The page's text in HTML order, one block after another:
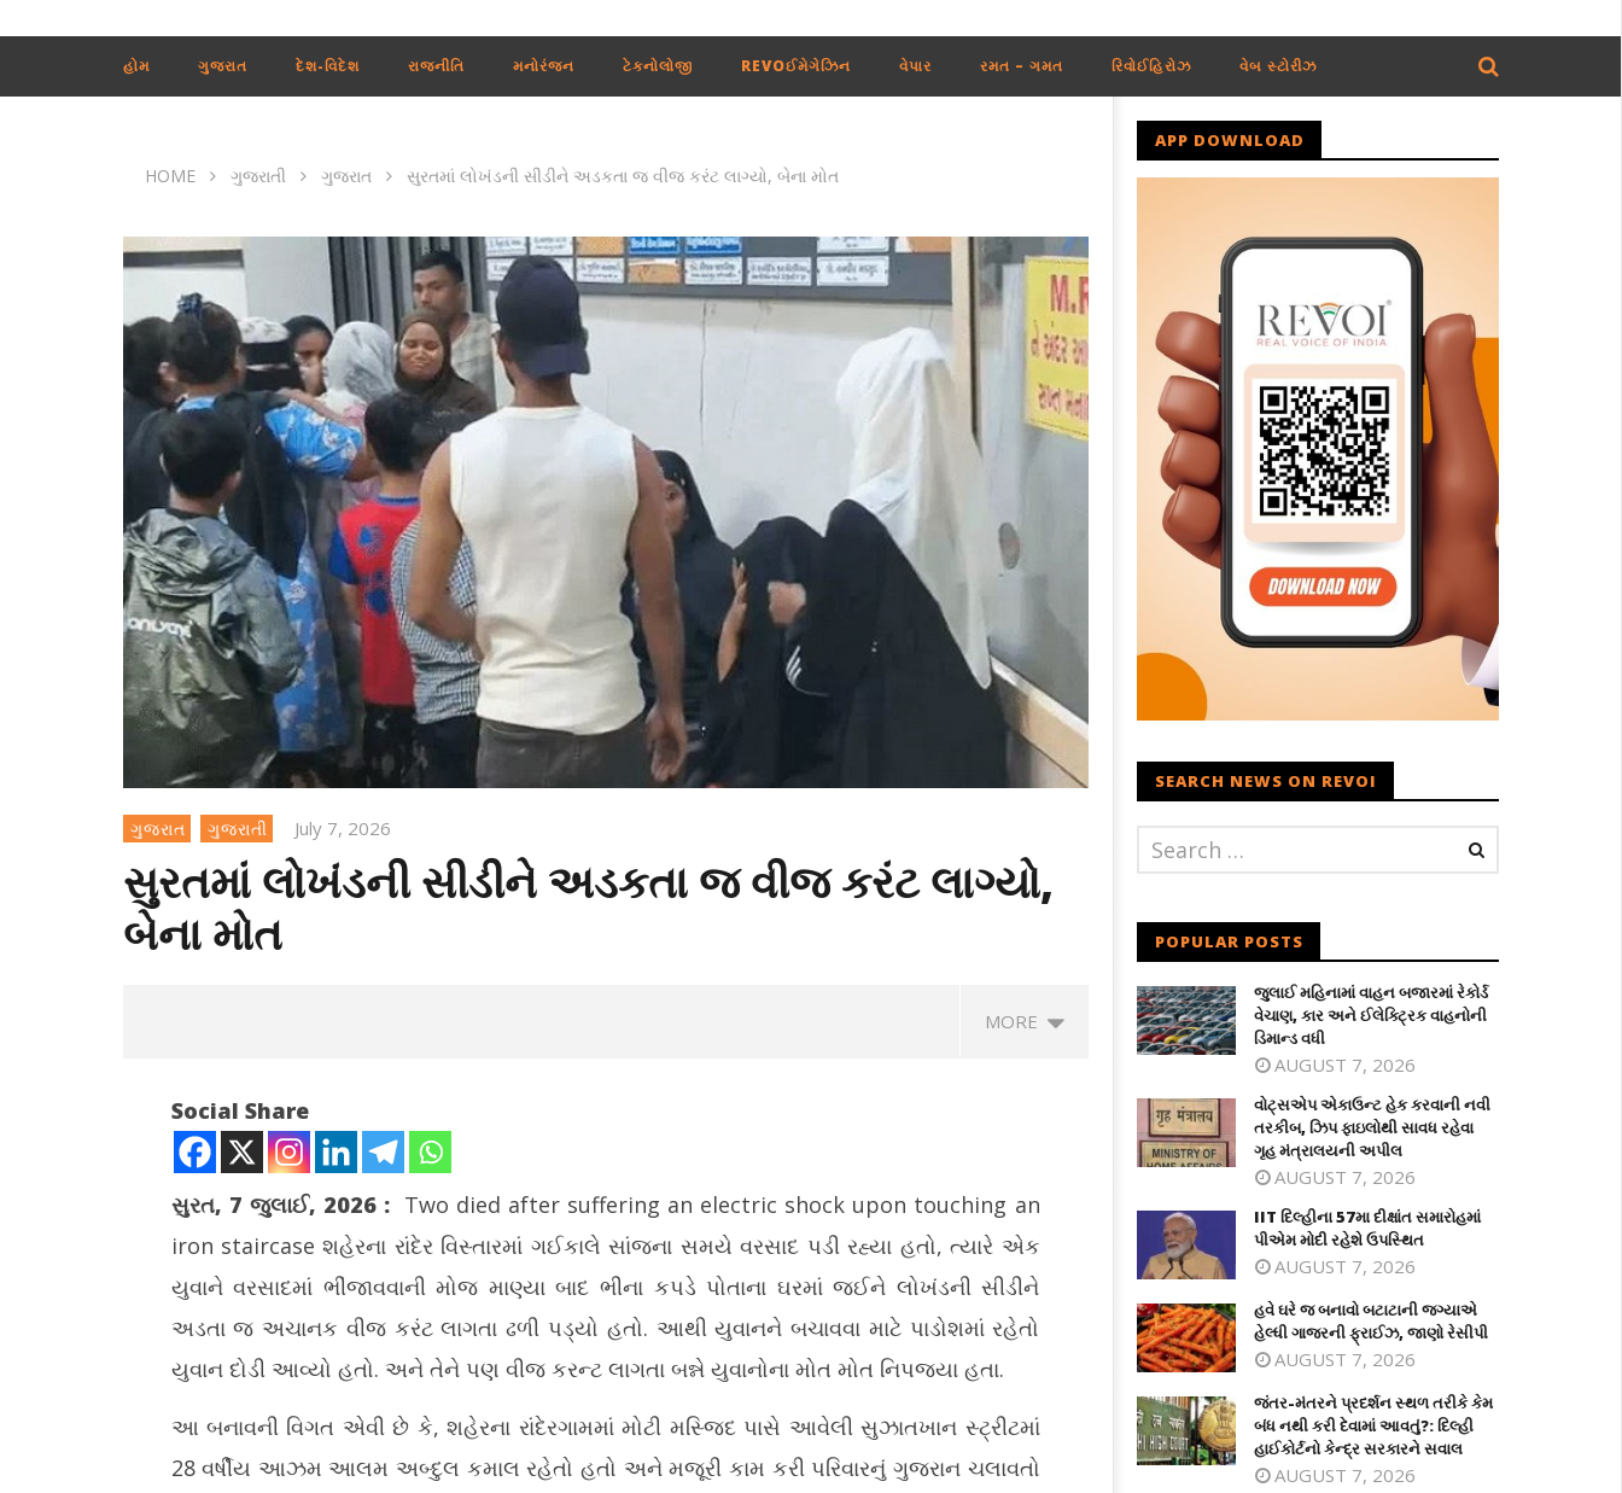
હોમ ગુજરાત દેશ-વિદેશ રાજનીતિ મનોરંજન ટેકનોલોજી REVOઈમેગેઝિન વેપાર રમત – ગમત રિવોઈહિરોઝ વેબ સ્ટોરીઝ
HOME ગુજરાતી ગુજરાત સુરતમાં લોખંડની સીડીને અડકતા જ વીજ કરંટ લાગ્યો, બેના મોત
ગુજરાત ગુજરાતી July 7, 2026
સુરતમાં લોખંડની સીડીને અડકતા જ વીજ કરંટ લાગ્યો,
બેના મોત
MORE
NOW VIEWING
સુરતમાં લોખંડની સીડીને અડકતા જ વીજ
કરંટ લાગ્યો, બેના મોત
July
2026
જુલાઈ મહિનામાં વાહન બજારમાં રેકોર્ડ
વેચાણ, કાર અને ઈલેક્ટ્રિક વાહનોની
ડિમાન્ડ વધી
7,
2026
વોટ્સએપ એકાઉન્ટ હેક કરવાની નવી
તરકીબ, ઝિપ ફાઇલોથી સાવધ રહેવા ગૃહ
મંત્રાલયની અપીલ
7,
IIT દિલ્હીના 57મા દીક્ષાંત સમારોહમાં પીએમ
મોદી રહેશે ઉપસ્થિત
હવે ઘરે જ બનાવો બટાટાની જગ્યાએ હેલ્ધી
ગાજરની ફ્રાઈઝ, જાણો રેસીપી
July
7,
2026
Social Share
સુરત, 7 જુલાઈ, 2026 : Two died after suffering an electric shock upon touching an
iron staircaseશહેરના રાંદેર વિસ્તારમાં ગઈકાલે સાંજના સમયે વરસાદ પડી રહ્યા હતો, ત્યારે એક
યુવાને વરસાદમાં ભીંજાવવાની મોજ માણ્યા બાદ ભીના કપડે પોતાના ઘરમાં જઈને લોખંડની સીડીને
અડતા જ અચાનક વીજ કરંટ લાગતા ઢળી પડ્યો હતો. આથી યુવાનને બચાવવા માટે પાડોશમાં રહેતો
યુવાન દોડી આવ્યો હતો. અને તેને પણ વીજ કરન્ટ લાગતા બન્ને યુવાનોના મોત મોત નિપજ્યા હતા.
આ બનાવની વિગત એવી છે કે, શહેરના રાંદેરગામમાં મોટી મસ્જિદ પાસે આવેલી સુઝાતખાન સ્ટ્રીટમાં
28 વર્ષીય આઝમ આલમ અબ્દુલ કમાલ રહેતો હતો અને મજૂરી કામ કરી પરિવારનું ગુજરાન ચલાવતો
APP DOWNLOAD
SEARCH NEWS ON REVOI
POPULAR POSTS
જુલાઈ મહિનામાં વાહન બજારમાં રેકોર્ડ
વેચાણ, કાર અને ઈલેક્ટ્રિક વાહનોની
ડિમાન્ડ વધી
AUGUST 7, 2026
વોટ્સએપ એકાઉન્ટ હેક કરવાની નવી
તરકીબ, ઝિપ ફાઇલોથી સાવધ રહેવા
ગૃહ મંત્રાલયની અપીલ
AUGUST 7, 2026
IIT દિલ્હીના 57મા દીક્ષાંત સમારોહમાં
પીએમ મોદી રહેશે ઉપસ્થિત
AUGUST 7, 2026
હવે ઘરે જ બનાવો બટાટાની જગ્યાએ
હેલ્ધી ગાજરની ફ્રાઈઝ, જાણો રેસીપી
AUGUST 7, 2026
જંતર-મંતરને પ્રદર્શન સ્થળ તરીકે કેમ
બંધ નથી કરી દેવામાં આવતું?: દિલ્હી
હાઈકોર્ટનો કેન્દ્ર સરકારને સવાલ
AUGUST 7, 2026